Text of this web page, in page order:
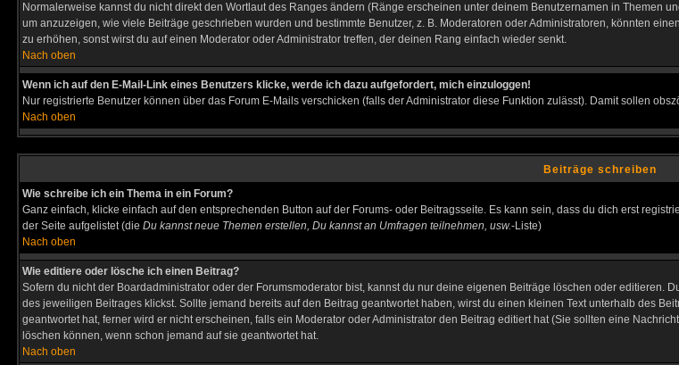
Normalerweise kannst du nicht direkt den Wortlaut des Ranges ändern (Ränge erscheinen unter deinem Benutzernamen in Themen
um anzuzeigen, wie viele Beiträge geschrieben wurden und bestimmte Benutzer, z. B. Moderatoren oder Administratoren, könnten
zu erhöhen, sonst wirst du auf einen Moderator oder Administrator treffen, der deinen Rang einfach wieder senkt.
Nach oben
Wenn ich auf den E-Mail-Link eines Benutzers klicke, werde ich dazu aufgefordert, mich einzuloggen!
Nur registrierte Benutzer können über das Forum E-Mails verschicken (falls der Administrator diese Funktion zulässt). Damit sollen
Nach oben
Beiträge schreiben
Wie schreibe ich ein Thema in ein Forum?
Ganz einfach, klicke einfach auf den entsprechenden Button auf der Forums- oder Beitragsseite. Es kann sein, dass du dich erst
der Seite aufgelistet (die Du kannst neue Themen erstellen, Du kannst an Umfragen teilnehmen, usw.-Liste)
Nach oben
Wie editiere oder lösche ich einen Beitrag?
Sofern du nicht der Boardadministrator oder der Forumsmoderator bist, kannst du nur deine eigenen Beiträge löschen oder editieren.
des jeweiligen Beitrages klickst. Sollte jemand bereits auf den Beitrag geantwortet haben, wirst du einen kleinen Text unterhalb des
geantwortet hat, ferner wird er nicht erscheinen, falls ein Moderator oder Administrator den Beitrag editiert hat (Sie sollten eine
löschen können, wenn schon jemand auf sie geantwortet hat.
Nach oben